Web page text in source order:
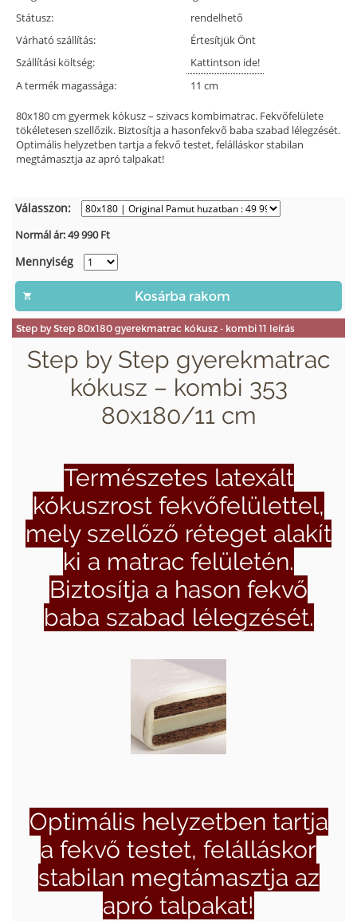
Státusz:
rendelhető
Várható szállítás:
Értesítjük Önt
Szállítási költség:
Kattintson ide!
A termék magassága:
11 cm
80x180 cm gyermek kókusz – szivacs kombimatrac. Fekvőfelülete
tökéletesen szellőzik. Biztosítja a hasonfekvő baba szabad lélegzését.
Optimális helyzetben tartja a fekvő testet, felálláskor stabilan
megtámasztja az apró talpakat!
Válasszon:
Normál ár:49 990Ft
Mennyiség
Step by Step 80x180 gyerekmatrac kókusz - kombi 11 leírás
Step by Step gyerekmatrac
kókusz – kombi 353
80x180/11 cm
Természetes latexált
kókuszrost fekvőfelülettel,
mely szellőző réteget alakít
ki a matrac felületén.
Biztosítja a hason fekvő
baba szabad lélegzését.
Optimális helyzetben tartja
a fekvő testet, felálláskor
stabilan megtámasztja az
apró talpakat!